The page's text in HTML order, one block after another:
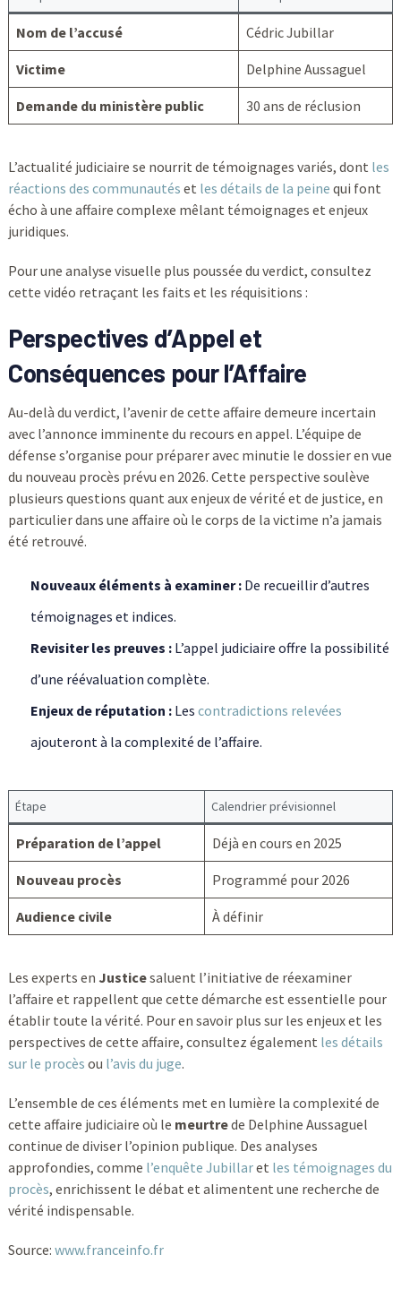
Nom de l’accusé Cédric Jubillar
Victime Delphine Aussaguel
Demande du ministère public 30 ans de réclusion
L’actualité judiciaire se nourrit de témoignages variés, dont les
réactions des communautés et les détails de la peine qui font
écho à une affaire complexe mêlant témoignages et enjeux
juridiques.
Pour une analyse visuelle plus poussée du verdict, consultez
cette vidéo retraçant les faits et les réquisitions :
Perspectives d’Appel et
Conséquences pour l’Affaire
Au-delà du verdict, l’avenir de cette affaire demeure incertain
avec l’annonce imminente du recours en appel. L’équipe de
défense s’organise pour préparer avec minutie le dossier en vue
du nouveau procès prévu en 2026. Cette perspective soulève
plusieurs questions quant aux enjeux de vérité et de justice, en
particulier dans une affaire où le corps de la victime n’a jamais
été retrouvé.
Nouveaux éléments à examiner :De recueillir d’autres
témoignages et indices.
Revisiter les preuves :L’appel judiciaire offre la possibilité
d’une réévaluation complète.
Enjeux de réputation :Les contradictions relevées
ajouteront à la complexité de l’affaire.
Étape Calendrier prévisionnel
Préparation de l’appel Déjà en cours en 2025
Nouveau procès Programmé pour 2026
Audience civile À définir
Les experts en Justicesaluent l’initiative de réexaminer
l’affaire et rappellent que cette démarche est essentielle pour
établir toute la vérité. Pour en savoir plus sur les enjeux et les
perspectives de cette affaire, consultez également les détails
sur le procès ou l’avis du juge.
L’ensemble de ces éléments met en lumière la complexité de
cette affaire judiciaire où le meurtrede Delphine Aussaguel
continue de diviser l’opinion publique. Des analyses
approfondies, comme l’enquête Jubillaret les témoignages du
procès, enrichissent le débat et alimentent une recherche de
vérité indispensable.
Source: www.franceinfo.fr